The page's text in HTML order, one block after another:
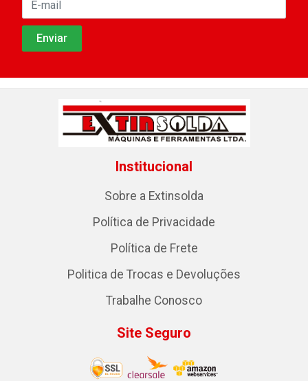
Institucional
Sobre a Extinsolda
Política de Privacidade
Política de Frete
Politica de Trocas e Devoluções
Trabalhe Conosco
Site Seguro